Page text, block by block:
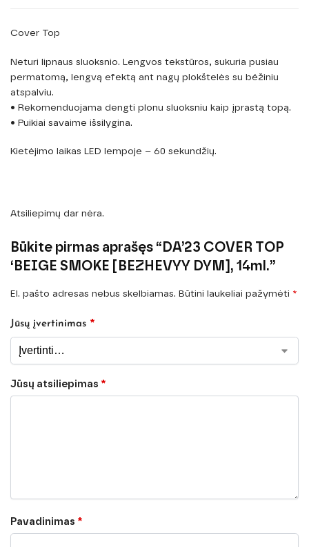
Cover Top
Neturi lipnaus sluoksnio. Lengvos tekstūros, sukuria pusiau
permatomą, lengvą efektą ant nagų plokštelės su béžiniu
atspalviu.
• Rekomenduojama dengti plonu sluoksniu kaip įprastą topą.
• Puikiai savaime išsilygina.
Kietėjimo laikas LED lempoje – 60 sekundžių.
Atsiliepimų dar nėra.
Būkite pirmas aprašęs “DA’23 COVER TOP
‘BEIGE SMOKE [BEZHEVYY DYM], 14ml.”
El. pašto adresas nebus skelbiamas. Būtini laukeliai pažymėti *
Jūsų įvertinimas *
Jūsų atsiliepimas *
Pavadinimas *